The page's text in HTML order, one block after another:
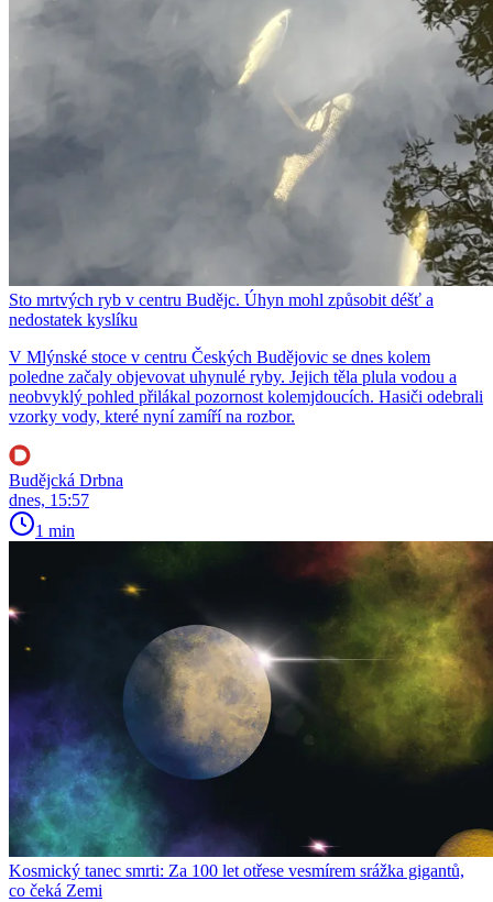
Sto mrtvých ryb v centru Budějc. Úhyn mohl způsobit déšť a
nedostatek kyslíku
V Mlýnské stoce v centru Českých Budějovic se dnes kolem
poledne začaly objevovat uhynulé ryby. Jejich těla plula vodou a
neobvyklý pohled přilákal pozornost kolemjdoucích. Hasiči odebrali
vzorky vody, které nyní zamíří na rozbor.
Budějcká Drbna
dnes, 15:57
1 min
Kosmický tanec smrti: Za 100 let otřese vesmírem srážka gigantů,
co čeká Zemi